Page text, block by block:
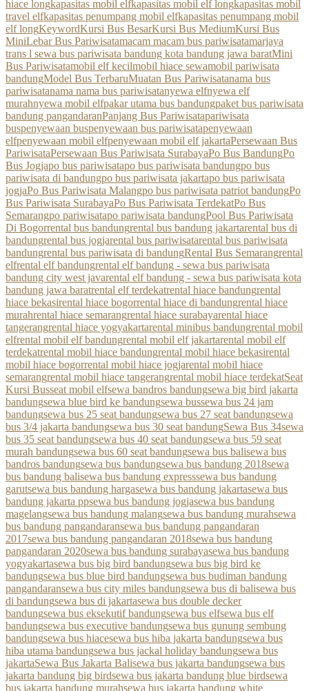
hiace longkapasitas mobil elfkapasitas mobil elf longkapasitas mobil
travel elfkapasitas penumpang mobil elfkapasitas penumpang mobil
elf longKeywordKursi Bus BesarKursi Bus MediumKursi Bus
MiniLebar Bus Pariwisatamacam macam bus pariwisatamarjaya
trans l sewa bus pariwisata bandung kota bandung jawa baratMini
Bus Pariwisatamobil elf kecilmobil hiace sewamobil pariwisata
bandungModel Bus TerbaruMuatan Bus Pariwisatanama bus
pariwisatanama nama bus pariwisatanyewa elfnyewa elf
murahnyewa mobil elfpakar utama bus bandungpaket bus pariwisata
bandung pangandaranPanjang Bus Pariwisatapariwisata
buspenyewaan buspenyewaan bus pariwisatapenyewaan
elfpenyewaan mobil elfpenyewaan mobil elf jakartaPersewaan Bus
PariwisataPersewaan Bus Pariwisata SurabayaPo Bus BandungPo
Bus Jogjapo bus pariwisatapo bus pariwisata bandungpo bus
pariwisata di bandungpo bus pariwisata jakartapo bus pariwisata
jogjaPo Bus Pariwisata Malangpo bus pariwisata patriot bandungPo
Bus Pariwisata SurabayaPo Bus Pariwisata TerdekatPo Bus
Semarangpo pariwisatapo pariwisata bandungPool Bus Pariwisata
Di Bogorrental bus bandungrental bus bandung jakartarental bus di
bandungrental bus jogjarental bus pariwisatarental bus pariwisata
bandungrental bus pariwisata di bandungRental Bus Semarangrental
elfrental elf bandungrental elf bandung - sewa bus pariwisata
bandung city west javarental elf bandung - sewa bus pariwisata kota
bandung jawa baratrental elf terdekatrental hiace bandungrental
hiace bekasirental hiace bogorrental hiace di bandungrental hiace
murahrental hiace semarangrental hiace surabayarental hiace
tangerangrental hiace yogyakartarental minibus bandungrental mobil
elfrental mobil elf bandungrental mobil elf jakartarental mobil elf
terdekatrental mobil hiace bandungrental mobil hiace bekasirental
mobil hiace bogorrental mobil hiace jogjarental mobil hiace
semarangrental mobil hiace tangerangrental mobil hiace terdekatSeat
Kursi Busseat mobil elfsewa bandros bandungsewa big bird jakarta
bandungsewa blue bird ke bandungsewa bussewa bus 24 jam
bandungsewa bus 25 seat bandungsewa bus 27 seat bandungsewa
bus 3/4 jakarta bandungsewa bus 30 seat bandungSewa Bus 34sewa
bus 35 seat bandungsewa bus 40 seat bandungsewa bus 59 seat
murah bandungsewa bus 60 seat bandungsewa bus balisewa bus
bandros bandungsewa bus bandungsewa bus bandung 2018sewa
bus bandung balisewa bus bandung expresssewa bus bandung
garutsewa bus bandung hargasewa bus bandung jakartasewa bus
bandung jakarta ppsewa bus bandung jogjasewa bus bandung
magelangsewa bus bandung malangsewa bus bandung murahsewa
bus bandung pangandaransewa bus bandung pangandaran
2017sewa bus bandung pangandaran 2018sewa bus bandung
pangandaran 2020sewa bus bandung surabayasewa bus bandung
yogyakartasewa bus big bird bandungsewa bus big bird ke
bandungsewa bus blue bird bandungsewa bus budiman bandung
pangandaransewa bus city miles bandungsewa bus di balisewa bus
di bandungsewa bus di jakartasewa bus double decker
bandungsewa bus eksekutif bandungsewa bus elfsewa bus elf
bandungsewa bus executive bandungsewa bus gunung sembung
bandungsewa bus hiacesewa bus hiba jakarta bandungsewa bus
hiba utama bandungsewa bus jackal holiday bandungsewa bus
jakartaSewa Bus Jakarta Balisewa bus jakarta bandungsewa bus
jakarta bandung big birdsewa bus jakarta bandung blue birdsewa
bus jakarta bandung murahsewa bus jakarta bandung white